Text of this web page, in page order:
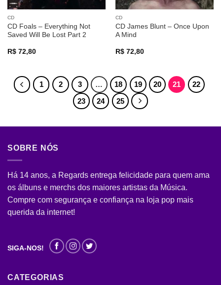
CD
CD Foals – Everything Not
Saved Will Be Lost Part 2
R$72,80
CD
CD James Blunt – Once Upon
A Mind
R$72,80
1 2 3 … 18 19 20 21
22
23
24 25
SOBRE NÓS
Há 14 anos, a Regards entrega felicidade para quem ama
os álbuns e merchs dos maiores artistas da Música.
Compre com segurança e confiança na loja pop mais
querida da internet!
SIGA-NOS!
CATEGORIAS